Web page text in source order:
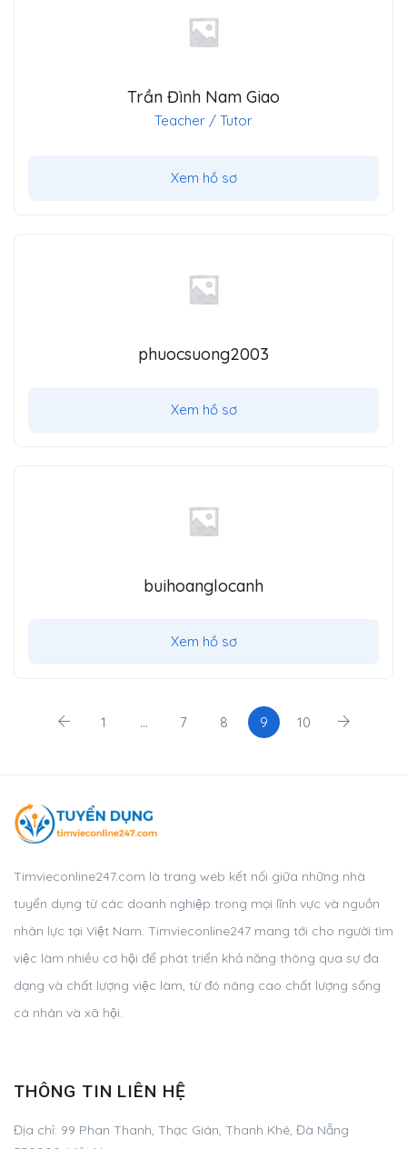
Trần Đình Nam Giao
Teacher / Tutor
Xem hồ sơ
phuocsuong2003
Xem hồ sơ
buihoanglocanh
Xem hồ sơ
1 … 7 8 9 10
Timvieconline247.com là trang web kết nối giữa những nhà
tuyển dụng từ các doanh nghiệp trong mọi lĩnh vực và nguồn
nhân lực tại Việt Nam. Timvieconline247 mang tới cho người tìm
việc làm nhiều cơ hội để phát triển khả năng thông qua sự đa
dạng và chất lượng việc làm, từ đó nâng cao chất lượng sống
cá nhân và xã hội.
THÔNG TIN LIÊN HỆ
Địa chỉ: 99 Phan Thanh, Thạc Gián, Thanh Khê, Đà Nẵng